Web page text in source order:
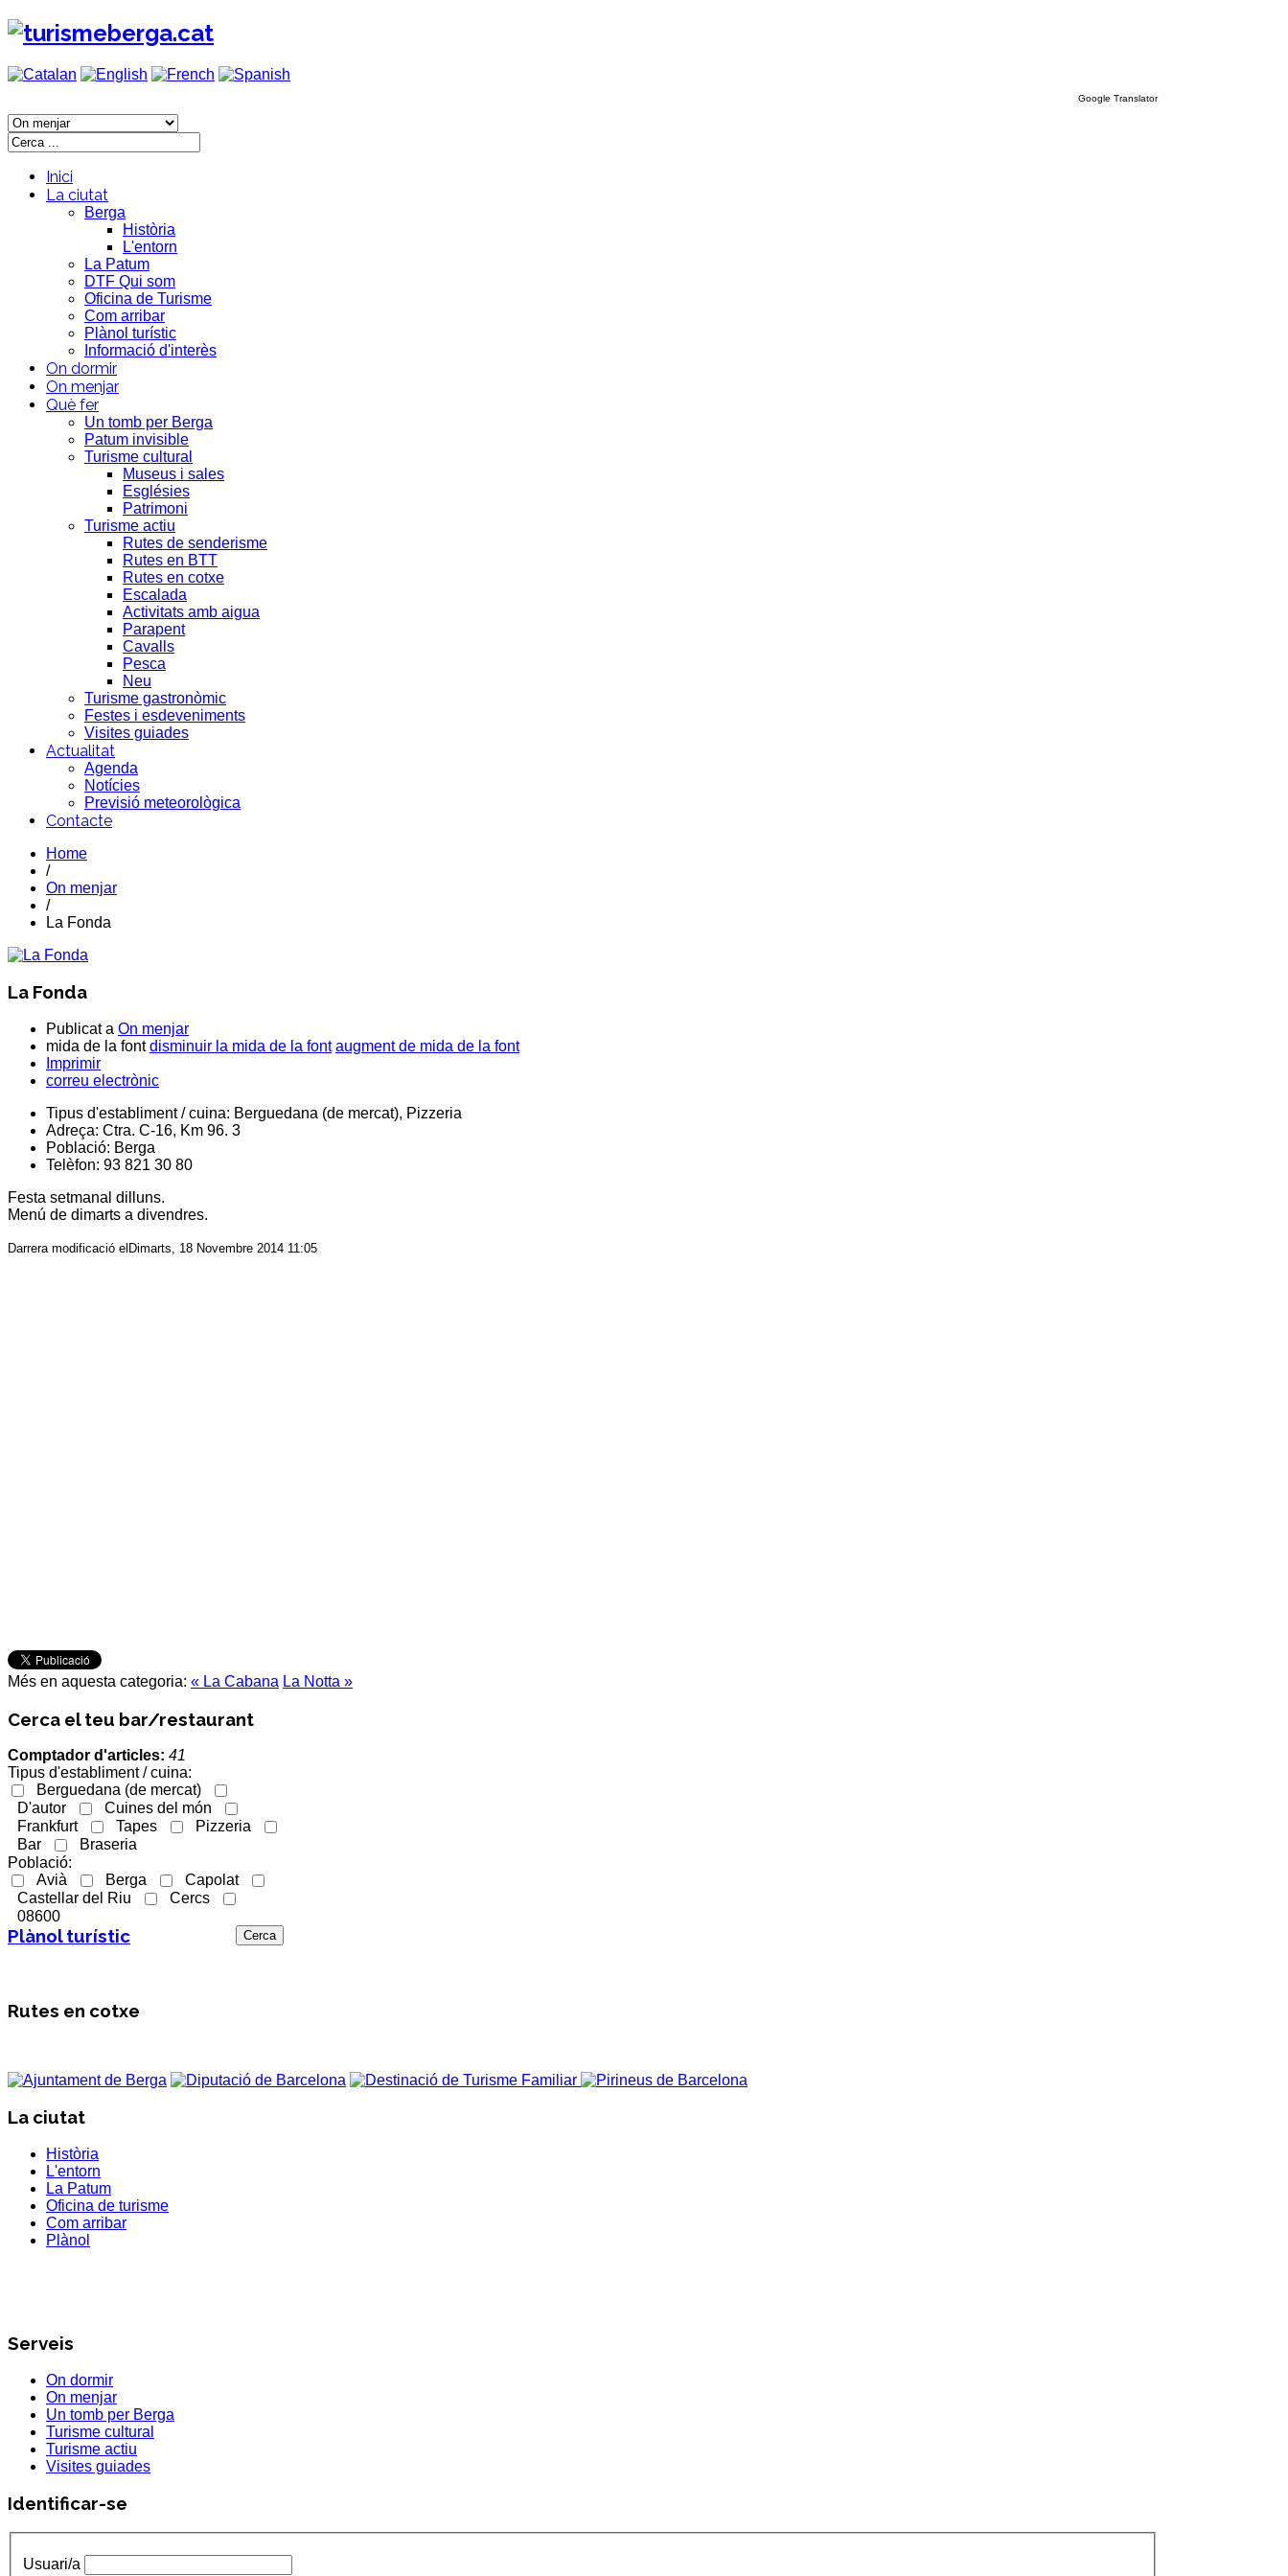
Google Translator
Inici
La ciutat
Berga
Història
L'entorn
La Patum
DTF Qui som
Oficina de Turisme
Com arribar
Plànol turístic
Informació d'interès
On dormir
On menjar
Què fer
Un tomb per Berga
Patum invisible
Turisme cultural
Museus i sales
Esglésies
Patrimoni
Turisme actiu
Rutes de senderisme
Rutes en BTT
Rutes en cotxe
Escalada
Activitats amb aigua
Parapent
Cavalls
Pesca
Neu
Turisme gastronòmic
Festes i esdeveniments
Visites guiades
Actualitat
Agenda
Notícies
Previsió meteorològica
Contacte
Home
/
On menjar
/
La Fonda
La Fonda
Publicat a On menjar
mida de la font disminuir la mida de la font augment de mida de la font
Imprimir
correu electrònic
Tipus d'establiment / cuina: Berguedana (de mercat), Pizzeria
Adreça: Ctra. C-16, Km 96. 3
Població: Berga
Telèfon: 93 821 30 80
Festa setmanal dilluns.
Menú de dimarts a divendres.
Darrera modificació elDimarts, 18 Novembre 2014 11:05
Més en aquesta categoria: « La Cabana La Notta »
Cerca el teu bar/restaurant
Comptador d'articles: 41
Tipus d'establiment / cuina:
Berguedana (de mercat)
D'autor
Cuines del món
Frankfurt
Tapes
Pizzeria
Bar
Braseria
Població:
Avià
Berga
Capolat
Castellar del Riu
Cercs
08600
Plànol turístic
Rutes en cotxe
La ciutat
Història
L'entorn
La Patum
Oficina de turisme
Com arribar
Plànol
Serveis
On dormir
On menjar
Un tomb per Berga
Turisme cultural
Turisme actiu
Visites guiades
Identificar-se
Usuari/a